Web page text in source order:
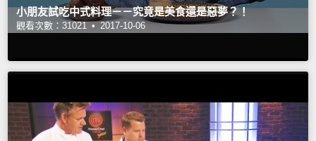
小朋友試吃中式料理－－究竟是美食還是惡夢？！
觀看次數：31021 • 2017-10-06